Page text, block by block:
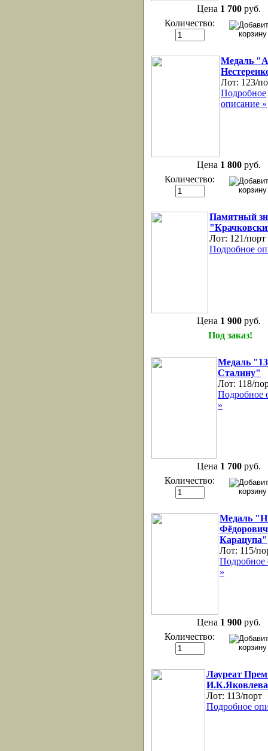
Цена 1 700 руб.
Количество:
Медаль
Лот: 123/
Подробное
описание »
Цена 1 800 руб.
Количество:
Памятный
Лот: 121/порт
Подробное
Цена 1 900 руб.
Под заказ!
Медаль
Сталину"
Лот: 118/
Подробное
»
Цена 1 700 руб.
Количество:
Медаль
Фёдорович
Карацупа"
Лот: 115/
Подробное
»
Цена 1 900 руб.
Количество:
Лауреат
И.К.Яковлева
Лот: 113/порт
Подробное